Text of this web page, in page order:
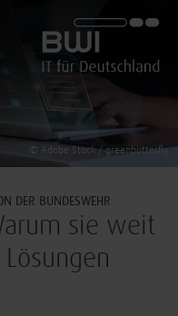
BWI GmbH
© Adobe Stock / greenbutterfly
DER BUNDESWEHR
sie weit